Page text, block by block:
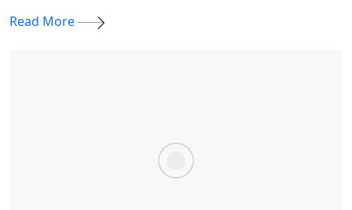
Read More